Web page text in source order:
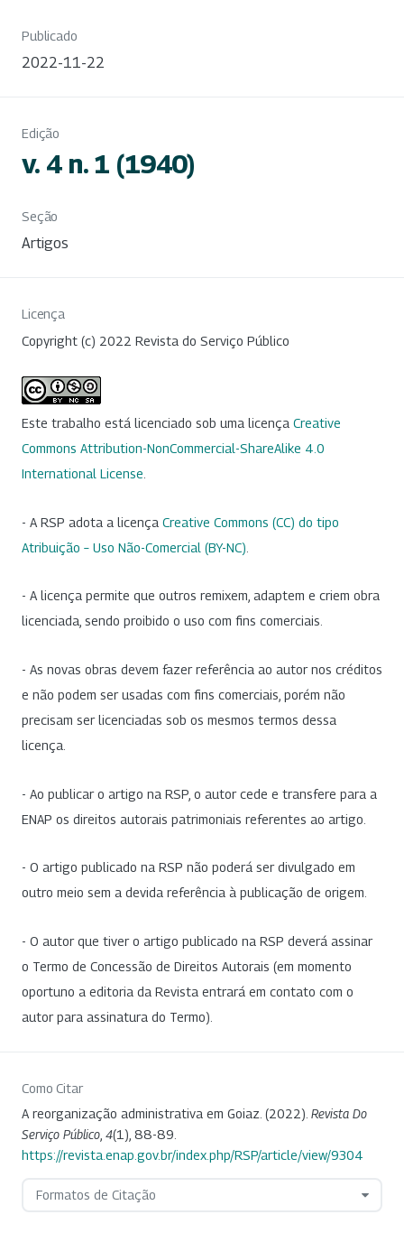
Publicado
2022-11-22
Edição
v. 4 n. 1 (1940)
Seção
Artigos
Licença
Copyright (c) 2022 Revista do Serviço Público
Este trabalho está licenciado sob uma licença Creative
Commons Attribution-NonCommercial-ShareAlike 4.0
International License
- A RSP adota a licença Creative Commons (CC) do tipo
Atribuição – Uso Não-Comercial (BY-NC)
- A licença permite que outros remixem, adaptem e criem obra
licenciada, sendo proibido o uso com fins comerciais.
- As novas obras devem fazer referência ao autor nos créditos
e não podem ser usadas com fins comerciais, porém não
precisam ser licenciadas sob os mesmos termos dessa
licença.
- Ao publicar o artigo na RSP, o autor cede e transfere para a
ENAP os direitos autorais patrimoniais referentes ao artigo.
- O artigo publicado na RSP não poderá ser divulgado em
outro meio sem a devida referência à publicação de origem.
- O autor que tiver o artigo publicado na RSP deverá assinar
o Termo de Concessão de Direitos Autorais (em momento
oportuno a editoria da Revista entrará em contato com o
autor para assinatura do Termo).
Como Citar
A reorganização administrativa em Goiaz. (2022). Revista Do
Serviço Público 4(1), 88-89.
https://revista.enap.gov.br/index.php/RSP/article/view/9304
Formatos de Citação